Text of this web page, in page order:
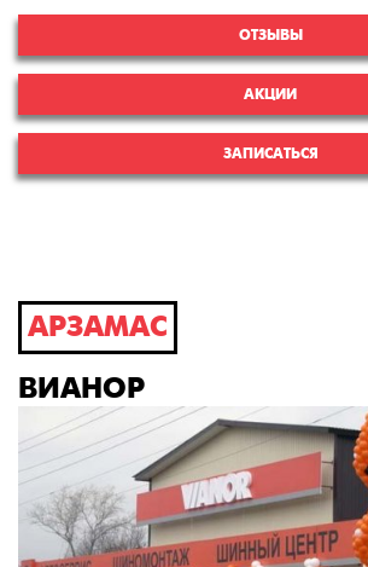
ОТЗЫВЫ
АКЦИИ
ЗАПИСАТЬСЯ
АРЗАМАС
ВИАНОР